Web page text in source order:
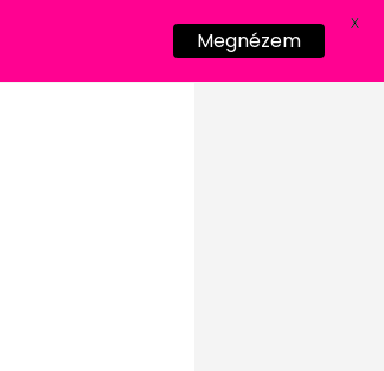
Megnézem
X